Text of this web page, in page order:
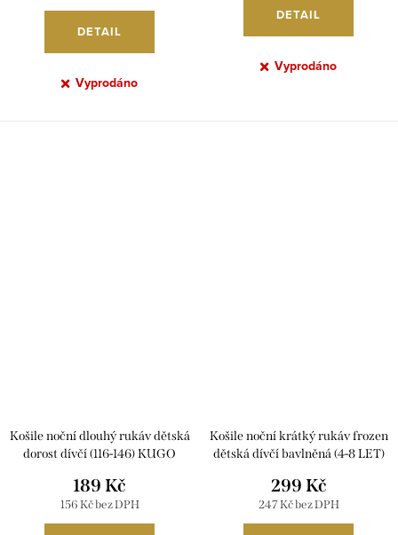
DETAIL
Vyprodáno
DETAIL
Vyprodáno
Košile noční dlouhý rukáv dětská
dorost dívčí (116-146) KUGO
156 Kč bez DPH
189 Kč
Košile noční krátký rukáv frozen
dětská dívčí bavlněná (4-8 LET)
247 Kč bez DPH
299 Kč